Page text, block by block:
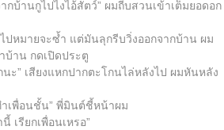
กบ้านกูไปไงไอ้สัตว์” ผมถีบสวนเข้าเต็มยอดอก
ไปหมายจะซ้ำ แต่มันลุกรีบวิ่งออกจากบ้าน ผม
บ้าน กดเปิดประตู
ะ” เสียงแหกปากตะโกนไล่หลังไป ผมหันหลัง
ำเพื่อนชั้น” พี่มินต์ชี้หน้าผม
เรียกเพื่อนเหรอ”